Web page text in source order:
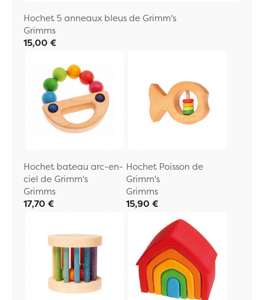
Hochet 5 anneaux bleus de Grimm's
Grimms
15,00 €
Hochet bateau arc-en-
ciel de Grimm's
Grimms
17,70 €
Hochet Poisson de
Grimm's
Grimms
15,90 €